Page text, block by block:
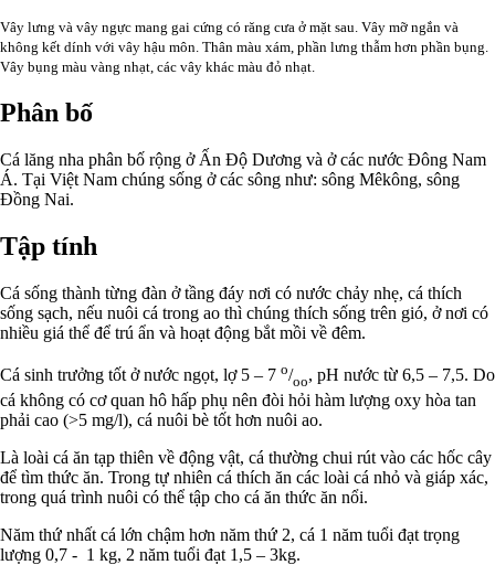
Vây lưng và vây ngực mang gai cứng có răng cưa ở mặt sau. Vây mỡ ngắn và
không kết dính với vây hậu môn. Thân màu xám, phần lưng thẫm hơn phần bụng.
Vây bụng màu vàng nhạt, các vây khác màu đỏ nhạt.
Phân bố
Cá lăng nha phân bố rộng ở Ấn Độ Dương và ở các nước Đông Nam
Á. Tại Việt Nam chúng sống ở các sông như: sông Mêkông, sông
Đồng Nai.
Tập tính
Cá sống thành từng đàn ở tầng đáy nơi có nước chảy nhẹ, cá thích
sống sạch, nếu nuôi cá trong ao thì chúng thích sống trên gió, ở nơi có
nhiều giá thể để trú ẩn và hoạt động bắt mồi về đêm.
Cá sinh trưởng tốt ở nước ngọt, lợ 5 – 7 o/oo, pH nước từ 6,5 – 7,5. Do
cá không có cơ quan hô hấp phụ nên đòi hỏi hàm lượng oxy hòa tan
phải cao (>5 mg/l), cá nuôi bè tốt hơn nuôi ao.
Là loài cá ăn tạp thiên về động vật, cá thường chui rút vào các hốc cây
để tìm thức ăn. Trong tự nhiên cá thích ăn các loài cá nhỏ và giáp xác,
trong quá trình nuôi có thể tập cho cá ăn thức ăn nổi.
Năm thứ nhất cá lớn chậm hơn năm thứ 2, cá 1 năm tuổi đạt trọng
lượng 0,7 - 1 kg, 2 năm tuổi đạt 1,5 – 3kg.